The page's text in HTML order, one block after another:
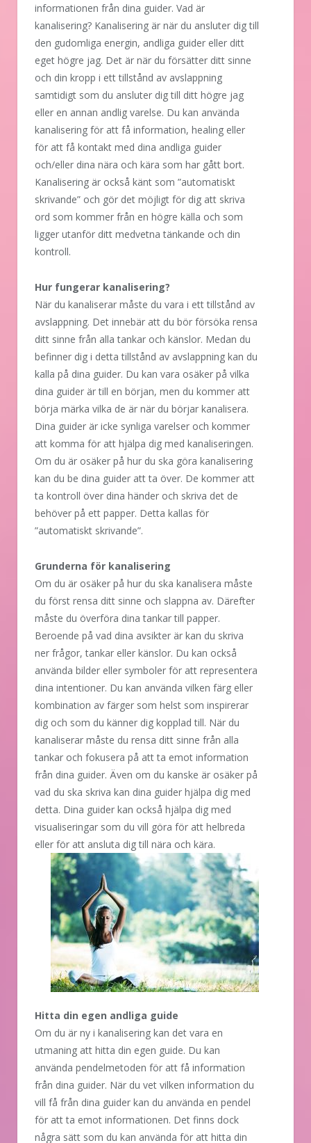
informationen från dina guider. Vad är
kanalisering? Kanalisering är när du ansluter dig till
den gudomliga energin, andliga guider eller ditt
eget högre jag. Det är när du försätter ditt sinne
och din kropp i ett tillstånd av avslappning
samtidigt som du ansluter dig till ditt högre jag
eller en annan andlig varelse. Du kan använda
kanalisering för att få information, healing eller
för att få kontakt med dina andliga guider
och/eller dina nära och kära som har gått bort.
Kanalisering är också känt som ”automatiskt
skrivande” och gör det möjligt för dig att skriva
ord som kommer från en högre källa och som
ligger utanför ditt medvetna tänkande och din
kontroll.
Hur fungerar kanalisering?
När du kanaliserar måste du vara i ett tillstånd av
avslappning. Det innebär att du bör försöka rensa
ditt sinne från alla tankar och känslor. Medan du
befinner dig i detta tillstånd av avslappning kan du
kalla på dina guider. Du kan vara osäker på vilka
dina guider är till en början, men du kommer att
börja märka vilka de är när du börjar kanalisera.
Dina guider är icke synliga varelser och kommer
att komma för att hjälpa dig med kanaliseringen.
Om du är osäker på hur du ska göra kanalisering
kan du be dina guider att ta över. De kommer att
ta kontroll över dina händer och skriva det de
behöver på ett papper. Detta kallas för
”automatiskt skrivande”.
Grunderna för kanalisering
Om du är osäker på hur du ska kanalisera måste
du först rensa ditt sinne och slappna av. Därefter
måste du överföra dina tankar till papper.
Beroende på vad dina avsikter är kan du skriva
ner frågor, tankar eller känslor. Du kan också
använda bilder eller symboler för att representera
dina intentioner. Du kan använda vilken färg eller
kombination av färger som helst som inspirerar
dig och som du känner dig kopplad till. När du
kanaliserar måste du rensa ditt sinne från alla
tankar och fokusera på att ta emot information
från dina guider. Även om du kanske är osäker på
vad du ska skriva kan dina guider hjälpa dig med
detta. Dina guider kan också hjälpa dig med
visualiseringar som du vill göra för att helbreda
eller för att ansluta dig till nära och kära.
Hitta din egen andliga guide
Om du är ny i kanalisering kan det vara en
utmaning att hitta din egen guide. Du kan
använda pendelmetoden för att få information
från dina guider. När du vet vilken information du
vill få från dina guider kan du använda en pendel
för att ta emot informationen. Det finns dock
några sätt som du kan använda för att hitta din